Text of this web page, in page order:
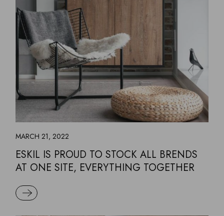
MARCH 21, 2022
ESKIL IS PROUD TO STOCK ALL BRENDS
AT ONE SITE, EVERYTHING TOGETHER
READ MORE